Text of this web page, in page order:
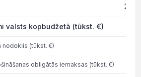
2025
valsts kopbudžetā (tūkst. €)
nodoklis (tūkst. €)
obligātās iemaksas (tūkst. €)